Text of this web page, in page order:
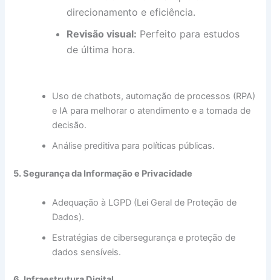
direcionamento e eficiência.
Revisão visual: Perfeito para estudos
de última hora.
Uso de chatbots, automação de processos (RPA)
e IA para melhorar o atendimento e a tomada de
decisão.
Análise preditiva para políticas públicas.
5. Segurança da Informação e Privacidade
Adequação à LGPD (Lei Geral de Proteção de
Dados).
Estratégias de cibersegurança e proteção de
dados sensíveis.